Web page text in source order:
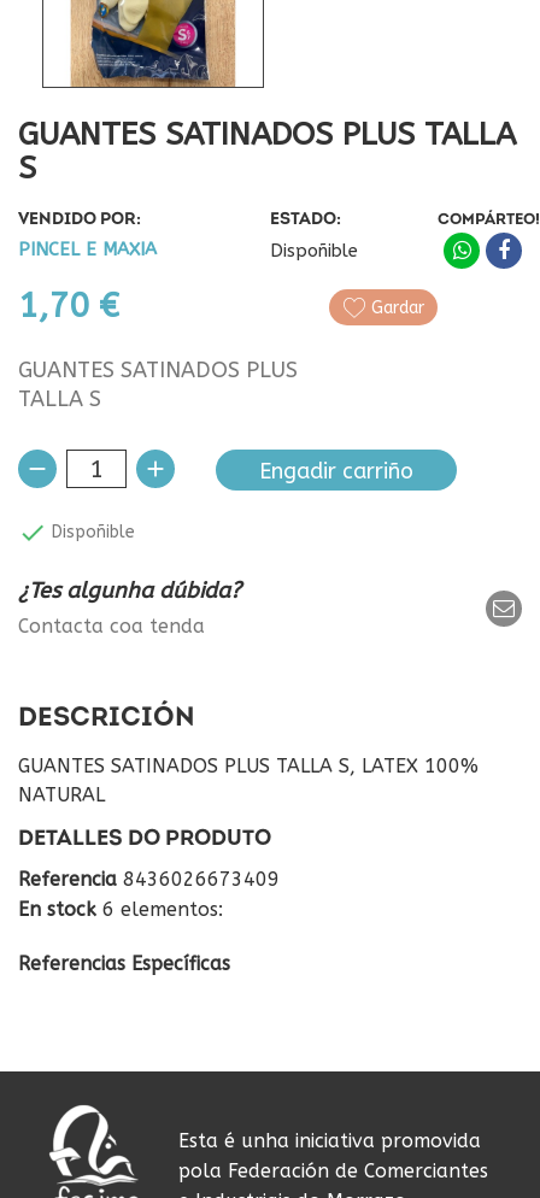
GUANTES SATINADOS PLUS TALLA
S
VENDIDO POR:
PINCEL E MAXIA
ESTADO:
Dispoñible
1,70 €
COMPÁRTEO!
Gardar
GUANTES SATINADOS PLUS
TALLA S
Engadir carriño
 Dispoñible
¿Tes algunha dúbida?
Contacta coa tenda
DESCRICIÓN
GUANTES SATINADOS PLUS TALLA S, LATEX 100%
NATURAL
DETALLES DO PRODUTO
Referencia 8436026673409
En stock 6 elementos:
Referencias Específicas
Esta é unha iniciativa promovida
pola Federación de Comerciantes